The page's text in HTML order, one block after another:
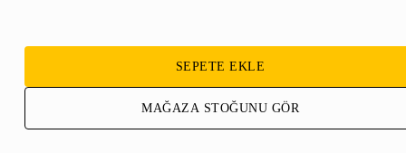
SEPETE EKLE
MAĞAZA STOĞUNU GÖR